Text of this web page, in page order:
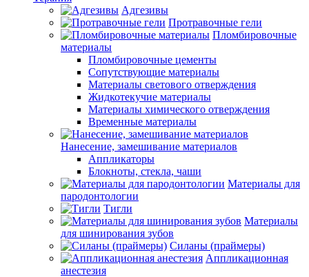
Адгезивы
Протравочные гели
Пломбировочные
материалы
Пломбировочные цементы
Сопутствующие материалы
Материалы светового отверждения
Жидкотекучие материалы
Материалы химического отверждения
Временные материалы
Нанесение, замешивание материалов
Аппликаторы
Блокноты, стекла, чаши
Материалы для
пародонтологии
Тигли
Материалы
для шинирования зубов
Силаны (праймеры)
Аппликационная
анестезия